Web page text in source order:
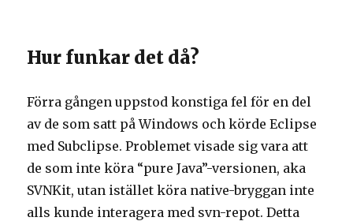
Hur funkar det då?
Förra gången uppstod konstiga fel för en del
av de som satt på Windows och körde Eclipse
med Subclipse. Problemet visade sig vara att
de som inte köra “pure Java”-versionen, aka
SVNKit, utan istället köra native-bryggan inte
alls kunde interagera med svn-repot. Detta